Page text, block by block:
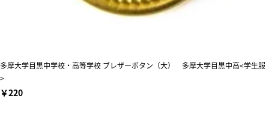
多摩大学目黒中学校・高等学校 ブレザーボタン（大） 多摩大学目黒中高<学生服
>
￥220